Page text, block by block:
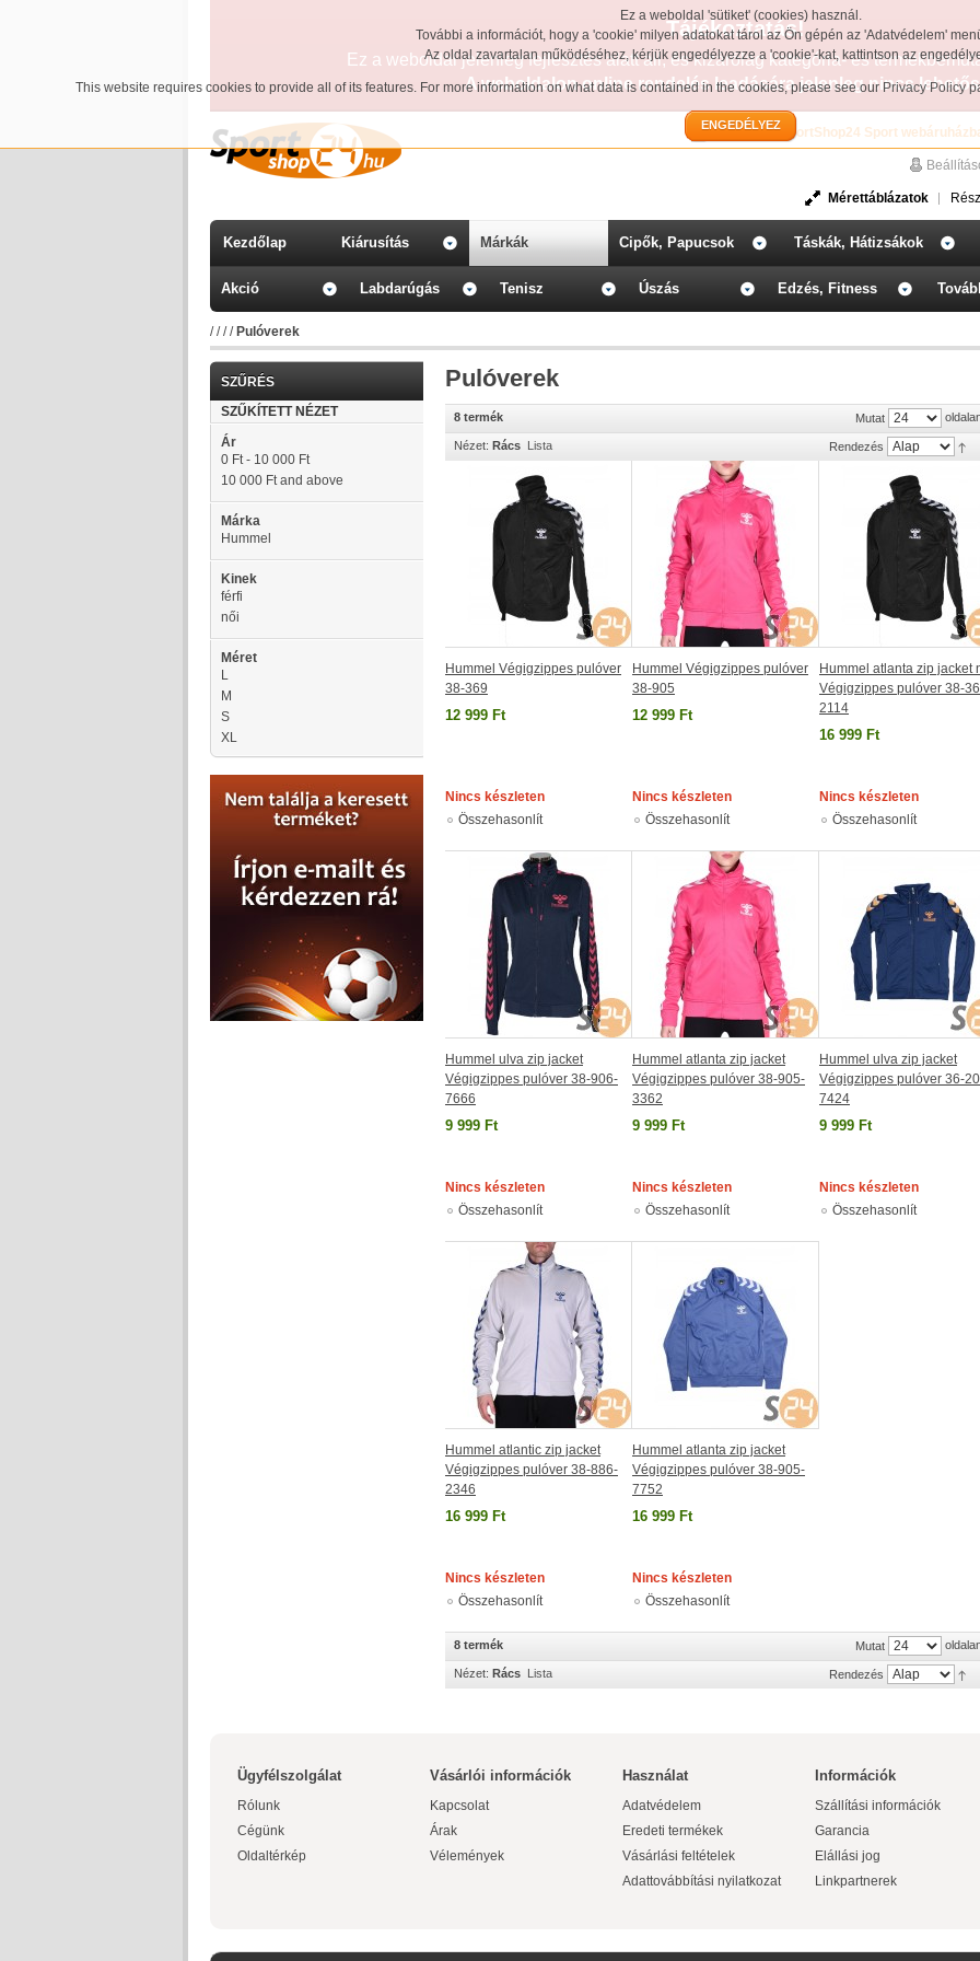
Ez a weboldal 'sütiket' (cookies) használ.
További a információt, hogy a 'cookie' milyen adatokat tárol az Ön gépén az 'Adatvédelem'
Az oldal zavartalan működéséhez, kérjük engedélyezze a 'cookie'-kat, kattintson az
This website requires cookies to provide all of its features. For more information on what data is contained in the cookies, please see ourPrivacy Policy
ENGEDÉLYEZ
Tájékoztatás!
Ez a weboldal jelenleg fejlesztés alatt áll, és kizárólag kategória- és
A weboldalon online rendelés leadására jelenleg nincs
Üdvözöljük a SportShop24 Sport
Mérettáblázatok
Kezdőlap Kiárusítás Márkák Cipők, Papucsok Táskák, Hátizsákok
Akció Labdarúgás Tenisz Úszás Edzés, Fitness
//// Pulóverek
SZŰRÉS
SZŰKÍTETT NÉZET
Ár
0 Ft- 10 000 Ft
10 000 Ftand above
Márka
Hummel
Kinek
férfi
női
Méret
L
M
S
XL
Pulóverek
8 termék Mutat
Nézet: Rács Lista Rendezés
Hummel Végigzippes pulóver
38-369
12 999 Ft
Nincs készleten
Összehasonlít
Hummel Végigzippes pulóver
38-905
12 999 Ft
Nincs készleten
Összehasonlít
Hummel atlanta zip jacket
Végigzippes pulóver 38-
2114
16 999 Ft
Nincs készleten
Összehasonlít
Hummel ulva zip jacket
Végigzippes pulóver 38-906-
7666
9 999 Ft
Nincs készleten
Összehasonlít
Hummel atlanta zip jacket
Végigzippes pulóver 38-905-
3362
9 999 Ft
Nincs készleten
Összehasonlít
Hummel ulva zip jacket
Végigzippes pulóver 36-
7424
9 999 Ft
Nincs készleten
Összehasonlít
Hummel atlantic zip jacket
Végigzippes pulóver 38-886-
2346
16 999 Ft
Nincs készleten
Összehasonlít
Hummel atlanta zip jacket
Végigzippes pulóver 38-905-
7752
16 999 Ft
Nincs készleten
Összehasonlít
8 termék Mutat
Nézet: Rács Lista Rendezés
Ügyfélszolgálat
Rólunk
Cégünk
Oldaltérkép
Vásárlói információk
Kapcsolat
Árak
Vélemények
Használat
Adatvédelem
Eredeti termékek
Vásárlási feltételek
Adattovábbítási nyilatkozat
Információk
Szállítási információk
Garancia
Elállási jog
Linkpartnerek